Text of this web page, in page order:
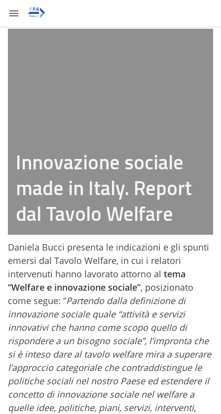
Innovazione sociale
made in Italy. Report
dal Tavolo Welfare
Daniela Bucci presenta le indicazioni e gli spunti
emersi dal Tavolo Welfare, in cui i relatori
intervenuti hanno lavorato attorno al tema
“Welfare e innovazione sociale”, posizionato
come segue: “Partendo dalla definizione di
innovazione sociale quale “attività e servizi
innovativi che hanno come scopo quello di
rispondere a un bisogno sociale”, l’impronta che
si è inteso dare al tavolo welfare mira a superare
l’approccio categoriale che contraddistingue le
politiche sociali nel nostro Paese ed estendere il
concetto di innovazione sociale nel welfare a
quelle idee, politiche, piani, servizi, interventi,